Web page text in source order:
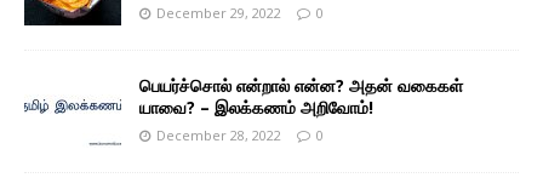
December 29, 2022 0
பெயர்ச்சொல் என்றால் என்ன? அதன் வகைகள்
யாவை? – இலக்கணம் அறிவோம்!
December 28, 2022 0